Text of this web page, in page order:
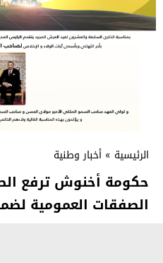
الرئيسية » أخبار وطنية
حكومة أخنوش ترفع
الصفقات العمومية